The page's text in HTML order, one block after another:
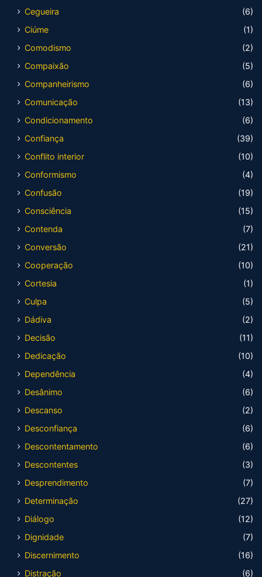
Cegueira
(6)
Ciúme
(1)
Comodismo
(2)
Compaixão
(5)
Companheirismo
(6)
Comunicação
(13)
Condicionamento
(6)
Confiança
(39)
Conflito interior
(10)
Conformismo
(4)
Confusão
(19)
Consciência
(15)
Contenda
(7)
Conversão
(21)
Cooperação
(10)
Cortesia
(1)
Culpa
(5)
Dádiva
(2)
Decisão
(11)
Dedicação
(10)
Dependência
(4)
Desânimo
(6)
Descanso
(2)
Desconfiança
(6)
Descontentamento
(6)
Descontentes
(3)
Desprendimento
(7)
Determinação
(27)
Diálogo
(12)
Dignidade
(7)
Discernimento
(16)
Distração
(6)